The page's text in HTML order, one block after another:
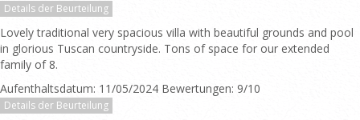
Details der Beurteilung
Lovely traditional very spacious villa with beautiful grounds and pool
in glorious Tuscan countryside. Tons of space for our extended
family of 8.
Aufenthaltsdatum: 11/05/2024 Bewertungen: 9/10
Details der Beurteilung